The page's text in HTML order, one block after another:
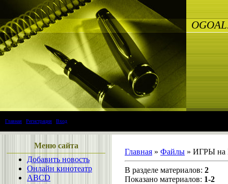
Главная Регистрация Вход
Меню сайта
Добавить новость
Онлайн кинотеатр
ABCD
Главная » Файлы » ИГРЫ
В разделе материалов: 2
Показано материалов: 1-2